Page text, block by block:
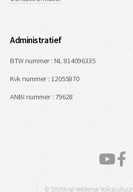
Administratief
BTW nummer : NL 814096335
Kvk nummer : 12055870
ANBI nummer : 79628
© Stichting Veldense Volkscultuur